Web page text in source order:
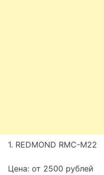
1. REDMOND RMC-M22
Цена: от 2500 рублей